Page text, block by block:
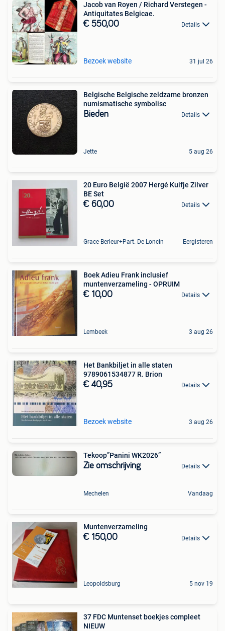
Jacob van Royen / Richard Verstegen -
Antiquitates Belgicae.
€ 550,00 Details
Bezoek website 31 jul 26
Belgische Belgische zeldzame bronzen
numismatische symbolisc
Bieden Details
Jette 5 aug 26
20 Euro België 2007 Hergé Kuifje Zilver
BE Set
€ 60,00 Details
Grace-Berleur+Part. De Loncin Eergisteren
Boek Adieu Frank inclusief
muntenverzameling - OPRUIM
€ 10,00 Details
Lembeek 3 aug 26
Het Bankbiljet in alle staten
9789061534877 R. Brion
€ 40,95 Details
Bezoek website 3 aug 26
Tekoop”Panini WK2026”
Zie omschrijving Details
Mechelen Vandaag
Muntenverzameling
€ 150,00 Details
Leopoldsburg 5 nov 19
37 FDC Muntenset boekjes compleet
NIEUW